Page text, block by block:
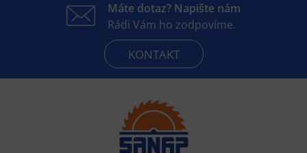
Máte dotaz? Napište nám
Rádi Vám ho zodpovíme.
KONTAKT